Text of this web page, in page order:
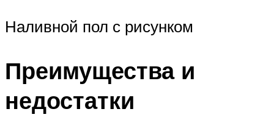
Наливной пол с рисунком
Преимущества и
недостатки